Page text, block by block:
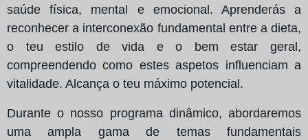
saúde física, mental e emocional. Aprenderás a
reconhecer a interconexão fundamental entre a dieta,
o teu estilo de vida e o bem estar geral,
compreendendo como estes aspetos influenciam a
vitalidade. Alcança o teu máximo potencial.
Durante o nosso programa dinâmico, abordaremos
uma ampla gama de temas fundamentais